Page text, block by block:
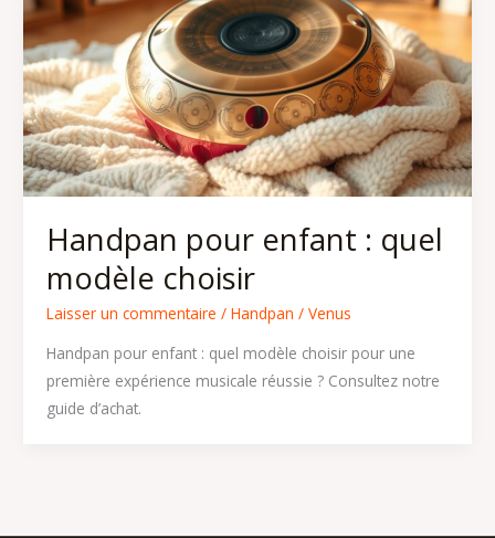
Handpan pour enfant : quel
modèle choisir
Laisser un commentaire / Handpan / Venus
Handpan pour enfant : quel modèle choisir pour une
première expérience musicale réussie ? Consultez notre
guide d’achat.